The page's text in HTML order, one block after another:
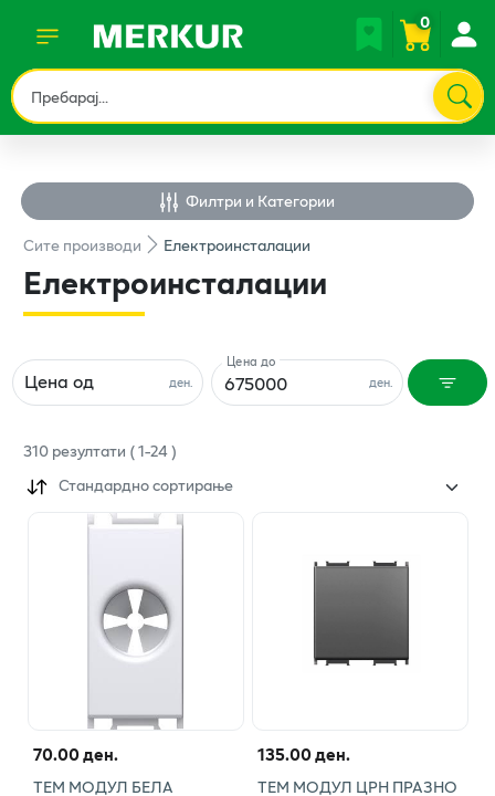
0
Филтри и Категории
Ситепроизводи Електроинсталации
Електроинсталации
ден.
Цена од ден.
Цена до
310резултати (1-24)
Стандардно сортирање
70.00 ден.
ТЕМ МОДУЛ БЕЛА
135.00 ден.
ТЕМ МОДУЛ ЦРН ПРАЗНО